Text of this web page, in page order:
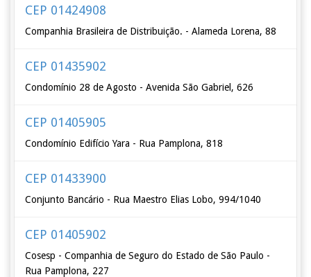
CEP 01424908
Companhia Brasileira de Distribuição. - Alameda Lorena, 88
CEP 01435902
Condomínio 28 de Agosto - Avenida São Gabriel, 626
CEP 01405905
Condomínio Edifício Yara - Rua Pamplona, 818
CEP 01433900
Conjunto Bancário - Rua Maestro Elias Lobo, 994/1040
CEP 01405902
Cosesp - Companhia de Seguro do Estado de São Paulo -
Rua Pamplona, 227